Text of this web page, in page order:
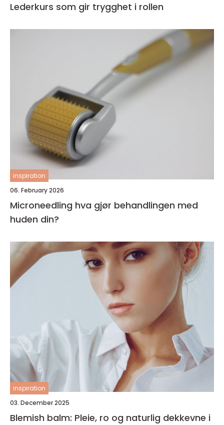
Lederkurs som gir trygghet i rollen
inspiration
06. February 2026
Microneedling hva gjør behandlingen med
huden din?
inspiration
03. December 2025
Blemish balm: Pleie, ro og naturlig dekkevne i